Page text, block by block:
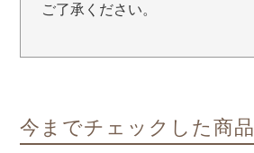
ご了承ください。
今までチェックした商品